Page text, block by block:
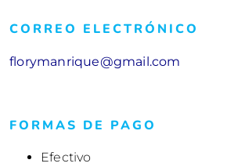
CORREO ELECTRÓNICO
florymanrique@gmail.com
FORMAS DE PAGO
Efectivo